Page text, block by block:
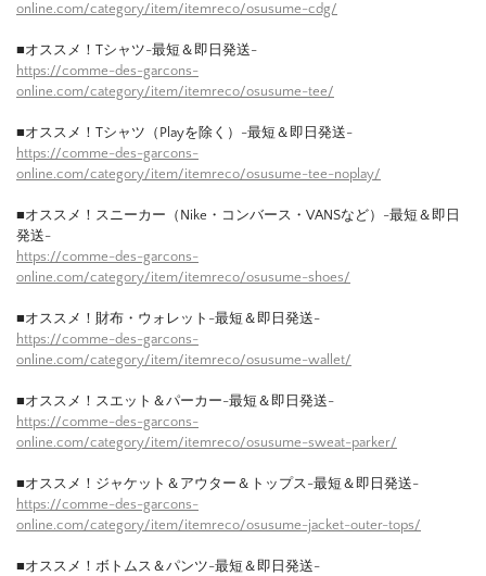
online.com/category/item/itemreco/osusume-cdg/
■オススメ！Tシャツ-最短＆即日発送-
https://comme-des-garcons-
online.com/category/item/itemreco/osusume-tee/
■オススメ！Tシャツ（Playを除く）-最短＆即日発送-
https://comme-des-garcons-
online.com/category/item/itemreco/osusume-tee-noplay/
■オススメ！スニーカー（Nike・コンバース・VANSなど）-最短＆即日
発送-
https://comme-des-garcons-
online.com/category/item/itemreco/osusume-shoes/
■オススメ！財布・ウォレット-最短＆即日発送-
https://comme-des-garcons-
online.com/category/item/itemreco/osusume-wallet/
■オススメ！スエット＆パーカー-最短＆即日発送-
https://comme-des-garcons-
online.com/category/item/itemreco/osusume-sweat-parker/
■オススメ！ジャケット＆アウター＆トップス-最短＆即日発送-
https://comme-des-garcons-
online.com/category/item/itemreco/osusume-jacket-outer-tops/
■オススメ！ボトムス＆パンツ-最短＆即日発送-